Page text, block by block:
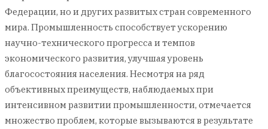
Федерации, но и других развитых стран современного
мира. Промышленность способствует ускорению
научно-технического прогресса и темпов
экономического развития, улучшая уровень
благосостояния населения. Несмотря на ряд
объективных преимуществ, наблюдаемых при
интенсивном развитии промышленности, отмечается
множество проблем, которые вызываются в результате